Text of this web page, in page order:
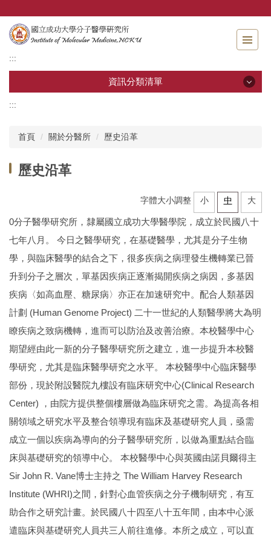
主
內
容
:::
資訊分類清單
學位考試
分醫團隊
研究成果
招生及學生資訊
課程資訊
學術活動
演講訊息
分醫所門禁管制
所長園地
相關規章
校友動態
大專暑期實習計畫
行事曆
:::
首頁 關於分醫所 歷史沿革
歷史沿革
字體大小調整 小 中 大
0分子醫學研究所，隸屬國立成功大學醫學院，成立於民國八十
七年八月。 今日之醫學研究，在基礎醫學，尤其是分子生物
學，與臨床醫學的結合之下，很多疾病之病理發生機轉業已晉
升到分子之層次，單基因疾病正逐漸揭開疾病之病因，多基因
疾病〈如高血壓、糖尿病〉亦正在加速研究中。配合人類基因
計劃 (Human Genome Project) 二十一世紀的人類醫學將大為明
瞭疾病之致病機轉，進而可以防治及改善治療。本校醫學中心
期望經由此一新的分子醫學研究所之建立，進一步提升本校醫
學研究，尤其是臨床醫學研究之水平。 本校醫學中心臨床醫學
部份，現於附設醫院九樓設有臨床研究中心(Clinical Research
Center) ，由院方提供整個樓層做為臨床研究之需。為提高各相
關領域之研究水平及整合領導現有臨床及基礎研究人員，亟需
成立一個以疾病為導向的分子醫學研究所，以做為重點結合臨
床與基礎研究的領導中心。 本校醫學中心與英國由諾貝爾得主
Sir John R. Vane博士主持之 The William Harvey Research
Institute (WHRI)之間，針對心血管疾病之分子機制研究，有互
助合作之研究計畫。於民國八十四至八十五年間，由本中心派
遣臨床與基礎研究人員共三人前往進修。本所之成立，可以直